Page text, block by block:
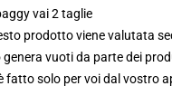
vai 2 taglie
prodotto viene valutata
vuoti da parte dei
fatto solo per voi dal vostro